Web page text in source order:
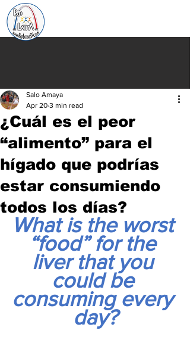
¿Cuál es el peor
“alimento” para el
hígado que podrías
estar consumiendo
todos los días?
Salo Amaya
Apr 20 3 min read
What is the worst
“food” for the
liver that you
could be
consuming every
day?